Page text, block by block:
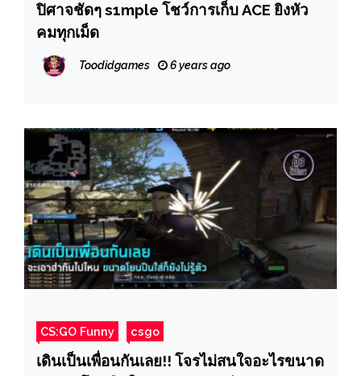
ปิศาจชัดๆ s1mple โชว์การเก็บ ACE ยิงหัว
คมทุกเม็ด
Toodidgames 6 years ago
CS:GO Funny csgo
เดินเป็นเพื่อนกันเลย!! โจรไม่สนใจอะไรขนาด